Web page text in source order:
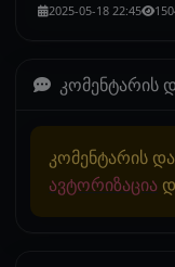
2025-05-18 22:45
კომენტარის
კომენტარის
ავტორიზაცია